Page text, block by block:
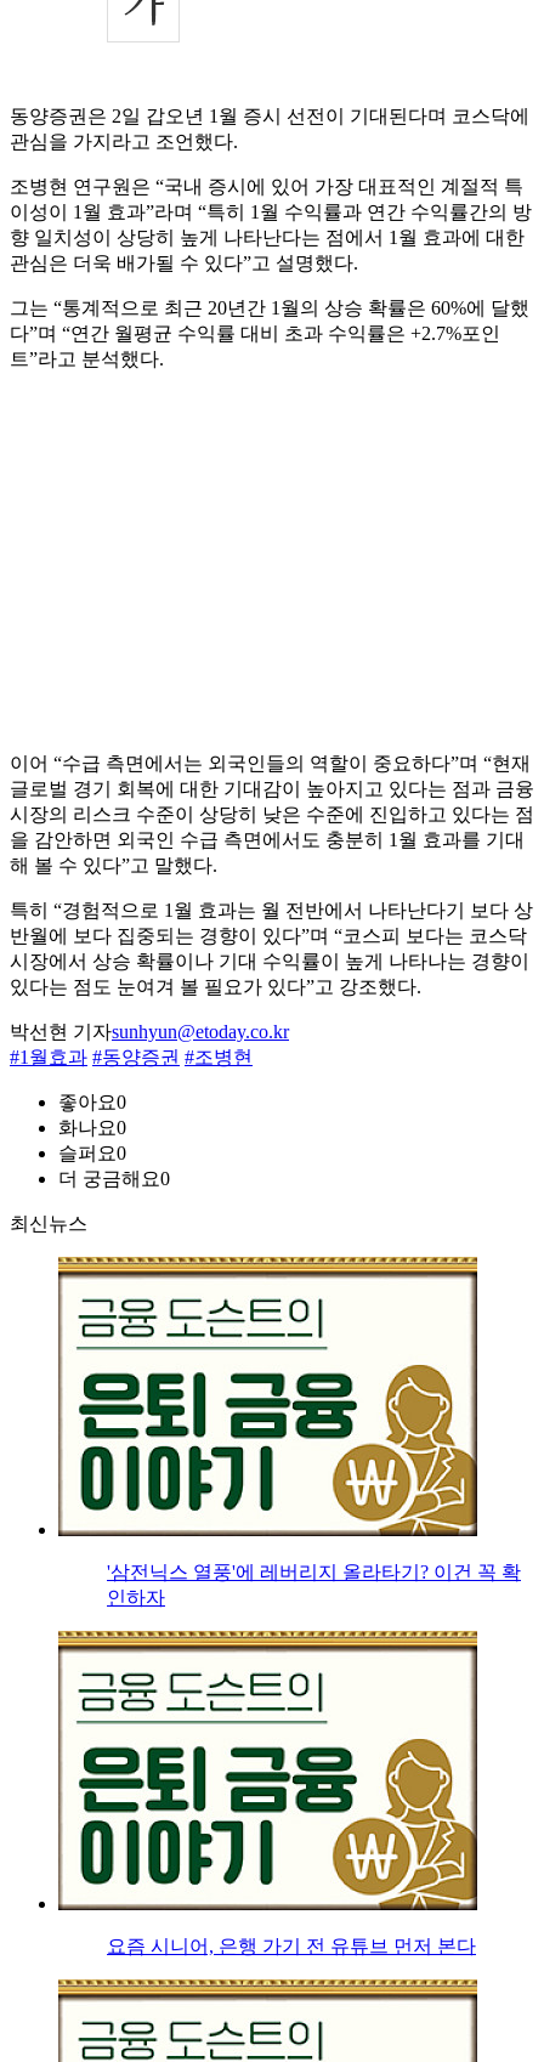
동양증권은 2일 갑오년 1월 증시 선전이 기대된다며 코스닥에
관심을 가지라고 조언했다.
조병현 연구원은 “국내 증시에 있어 가장 대표적인 계절적 특
이성이 1월 효과”라며 “특히 1월 수익률과 연간 수익률간의 방
향 일치성이 상당히 높게 나타난다는 점에서 1월 효과에 대한
관심은 더욱 배가될 수 있다”고 설명했다.
그는 “통계적으로 최근 20년간 1월의 상승 확률은 60%에 달했
다”며 “연간 월평균 수익률 대비 초과 수익률은 +2.7%포인
트”라고 분석했다.
이어 “수급 측면에서는 외국인들의 역할이 중요하다”며 “현재
글로벌 경기 회복에 대한 기대감이 높아지고 있다는 점과 금융
시장의 리스크 수준이 상당히 낮은 수준에 진입하고 있다는 점
을 감안하면 외국인 수급 측면에서도 충분히 1월 효과를 기대
해 볼 수 있다”고 말했다.
특히 “경험적으로 1월 효과는 월 전반에서 나타난다기 보다 상
반월에 보다 집중되는 경향이 있다”며 “코스피 보다는 코스닥
시장에서 상승 확률이나 기대 수익률이 높게 나타나는 경향이
있다는 점도 눈여겨 볼 필요가 있다”고 강조했다.
박선현 기자sunhyun@etoday.co.kr
#1월효과 #동양증권 #조병현
좋아요0
화나요0
슬퍼요0
더 궁금해요0
최신뉴스
'삼전닉스 열풍'에 레버리지 올라타기? 이건 꼭 확
인하자
요즘 시니어, 은행 가기 전 유튜브 먼저 본다